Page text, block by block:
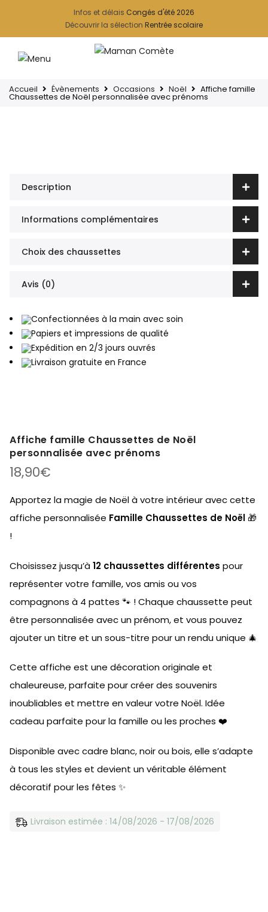
Infos et délais Congés d'été 2026
Découvrir la sélection Rentrée scolaire
Accueil Évènements Occasions Noël Affiche famille
Chaussettes de Noël personnalisée avec prénoms
Description
Informations complémentaires
Choix des chaussettes
Avis (0)
Confectionnées à la main avec soin
Papiers et impressions de qualité
Expédition en 2/3 jours ouvrés
Livraison gratuite en France
Affiche famille Chaussettes de Noël
personnalisée avec prénoms
18,90€
Apportez la magie de Noël à votre intérieur avec cette
affiche personnalisée Famille Chaussettes de Noël 🎁
!
Choisissez jusqu’à12 chaussettes différentes pour
représenter votre famille, vos amis ou vos
compagnons à 4 pattes 🐾 ! Chaque chaussette peut
être personnalisée avec un prénom, et vous pouvez
ajouter un titre et un sous-titre pour un rendu unique 🎄
Cette affiche est une décoration originale et
chaleureuse, parfaite pour créer des souvenirs
inoubliables et mettre en valeur votre Noël. Idée
cadeau parfaite pour la famille ou les proches ❤️
Disponible avec cadre blanc, noir ou bois, elle s’adapte
à tous les styles et devient un véritable élément
décoratif pour les fêtes ✨
Livraison estimée : 14/08/2026 - 17/08/2026